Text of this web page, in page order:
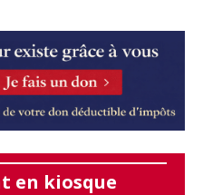
en kiosque